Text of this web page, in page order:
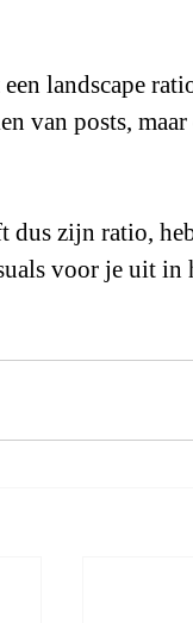
landscape
van posts,
dus zijn ratio,
voor je uit in